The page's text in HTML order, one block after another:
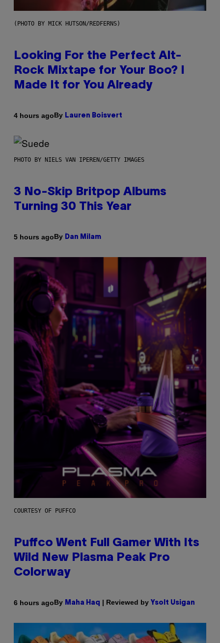
(PHOTO BY MICK HUTSON/REDFERNS)
Looking For the Perfect Alt-
Rock Mixtape for Your Boo? I
Made It for You Already
4 hours agoBy Lauren Boisvert
PHOTO BY NIELS VAN IPEREN/GETTY IMAGES
3 No-Skip Britpop Albums
Turning 30 This Year
5 hours agoBy Dan Milam
COURTESY OF PUFFCO
Puffco Went Full Gamer With Its
Wild New Plasma Peak Pro
Colorway
6 hours agoBy Maha Haq | Reviewed by Ysolt Usigan